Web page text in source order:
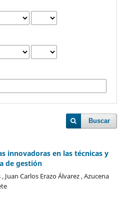
Buscar
innovadoras en las técnicas y
de gestión
Juan Carlos Erazo Álvarez , Azucena